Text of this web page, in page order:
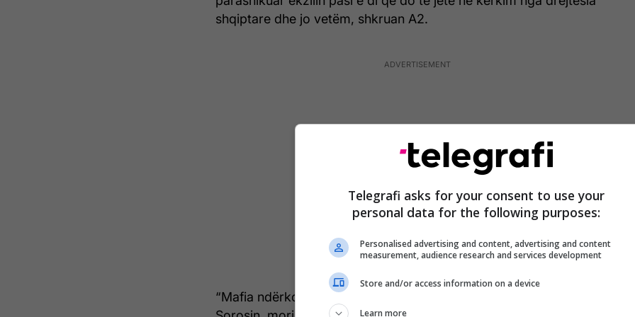
shqiptare dhe jo vetëm, shkruan A2.
“Mafia ndërkombëtare më e rrezikshme e kohërave, me në krye
Telegrafi asks for your consent to use your
personal data for the following purposes:
Personalised advertising and content, advertising and content
measurement, audience research and services development
Store and/or access information on a device
Learn more